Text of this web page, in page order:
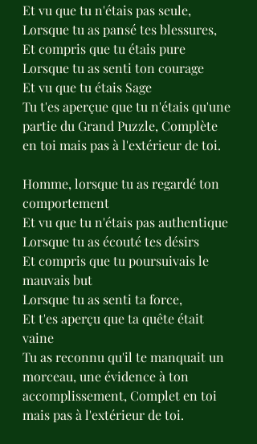
Et vu que tu n'étais pas seule,
Lorsque tu as pansé tes blessures,
Et compris que tu étais pure
Lorsque tu as senti ton courage
Et vu que tu étais Sage
Tu t'es aperçue que tu n'étais qu'une
partie du Grand Puzzle, Complète
en toi mais pas à l'extérieur de toi.
Homme, lorsque tu as regardé ton
comportement
Et vu que tu n'étais pas authentique
Lorsque tu as écouté tes désirs
Et compris que tu poursuivais le
mauvais but
Lorsque tu as senti ta force,
Et t'es aperçu que ta quête était
vaine
Tu as reconnu qu'il te manquait un
morceau, une évidence à ton
accomplissement, Complet en toi
mais pas à l'extérieur de toi.